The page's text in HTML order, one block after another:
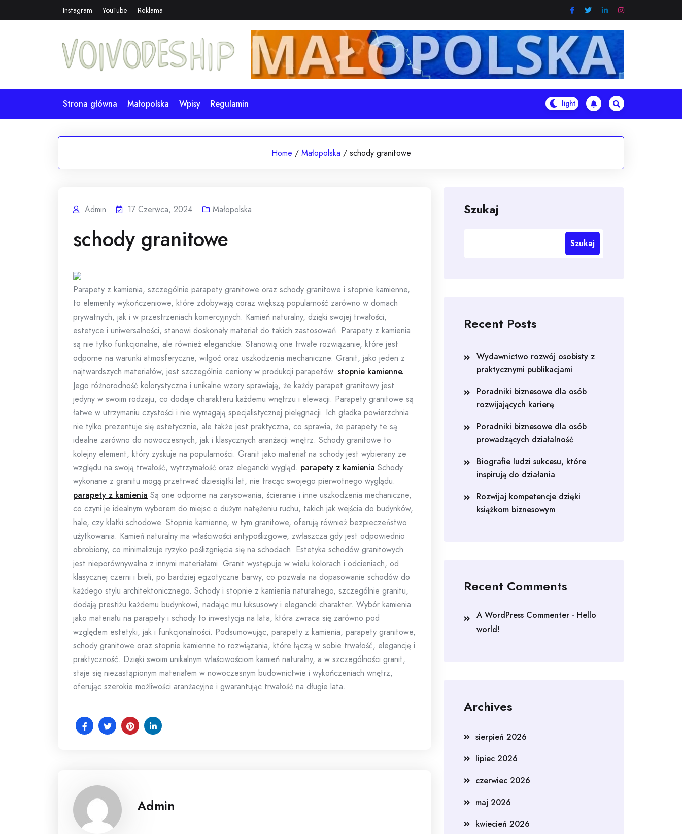
to
Instagram YouTube Reklama
Strona główna Małopolska Wpisy Regulamin
Home / Małopolska / schody granitowe
Admin 17 Czerwca, 2024 Małopolska
schody granitowe
Parapety z kamienia, szczególnie parapety granitowe oraz schody granitowe i stopnie kamienne,
to elementy wykończeniowe, które zdobywają coraz większą popularność zarówno w domach
prywatnych, jak i w przestrzeniach komercyjnych. Kamień naturalny, dzięki swojej trwałości,
estetyce i uniwersalności, stanowi doskonały materiał do takich zastosowań. Parapety z kamienia
są nie tylko funkcjonalne, ale również eleganckie. Stanowią one trwałe rozwiązanie, które jest
odporne na warunki atmosferyczne, wilgoć oraz uszkodzenia mechaniczne. Granit, jako jeden z
najtwardszych materiałów, jest szczególnie ceniony w produkcji parapetów. stopnie kamienne.
Jego różnorodność kolorystyczna i unikalne wzory sprawiają, że każdy parapet granitowy jest
jedyny w swoim rodzaju, co dodaje charakteru każdemu wnętrzu i elewacji. Parapety granitowe są
łatwe w utrzymaniu czystości i nie wymagają specjalistycznej pielęgnacji. Ich gładka powierzchnia
nie tylko prezentuje się estetycznie, ale także jest praktyczna, co sprawia, że parapety te są
idealne zarówno do nowoczesnych, jak i klasycznych aranżacji wnętrz. Schody granitowe to
kolejny element, który zyskuje na popularności. Granit jako materiał na schody jest wybierany ze
względu na swoją trwałość, wytrzymałość oraz elegancki wygląd. parapety z kamienia Schody
wykonane z granitu mogą przetrwać dziesiątki lat, nie tracąc swojego pierwotnego wyglądu.
parapety z kamienia Są one odporne na zarysowania, ścieranie i inne uszkodzenia mechaniczne,
co czyni je idealnym wyborem do miejsc o dużym natężeniu ruchu, takich jak wejścia do budynków,
hale, czy klatki schodowe. Stopnie kamienne, w tym granitowe, oferują również bezpieczeństwo
użytkowania. Kamień naturalny ma właściwości antypoślizgowe, zwłaszcza gdy jest odpowiednio
obrobiony, co minimalizuje ryzyko poślizgnięcia się na schodach. Estetyka schodów granitowych
jest nieporównywalna z innymi materiałami. Granit występuje w wielu kolorach i odcieniach, od
klasycznej czerni i bieli, po bardziej egzotyczne barwy, co pozwala na dopasowanie schodów do
każdego stylu architektonicznego. Schody i stopnie z kamienia naturalnego, szczególnie granitu,
dodają prestiżu każdemu budynkowi, nadając mu luksusowy i elegancki charakter. Wybór kamienia
jako materiału na parapety i schody to inwestycja na lata, która zwraca się zarówno pod
względem estetyki, jak i funkcjonalności. Podsumowując, parapety z kamienia, parapety granitowe,
schody granitowe oraz stopnie kamienne to rozwiązania, które łączą w sobie trwałość, elegancję i
praktyczność. Dzięki swoim unikalnym właściwościom kamień naturalny, a w szczególności granit,
staje się niezastąpionym materiałem w nowoczesnym budownictwie i wykończeniach wnętrz,
oferując szerokie możliwości aranżacyjne i gwarantując trwałość na długie lata.
Admin
Szukaj
Szukaj
Recent Posts
Wydawnictwo rozwój osobisty z
praktycznymi publikacjami
Poradniki biznesowe dla osób
rozwijających karierę
Poradniki biznesowe dla osób
prowadzących działalność
Biografie ludzi sukcesu, które
inspirują do działania
Rozwijaj kompetencje dzięki
książkom biznesowym
Recent Comments
A WordPress Commenter - Hello
world!
Archives
sierpień 2026
lipiec 2026
czerwiec 2026
maj 2026
kwiecień 2026